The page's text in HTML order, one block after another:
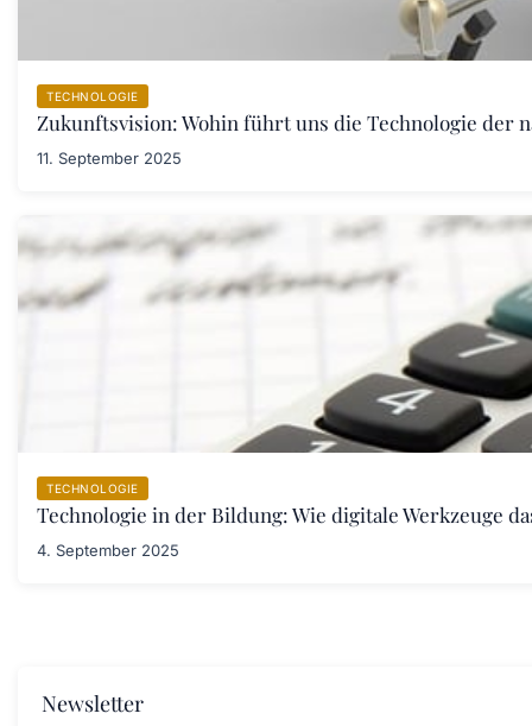
TECHNOLOGIE
Zukunftsvision: Wohin führt uns die Technologie der
11. September 2025
TECHNOLOGIE
Technologie in der Bildung: Wie digitale Werkzeuge
4. September 2025
Newsletter